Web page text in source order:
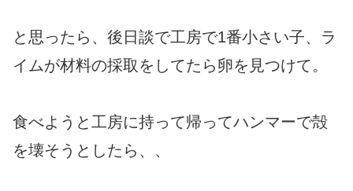
と思ったら、後日談で工房で1番小さい子、ラ
イムが材料の採取をしてたら卵を見つけて。
食べようと工房に持って帰ってハンマーで殻
を壊そうとしたら、、